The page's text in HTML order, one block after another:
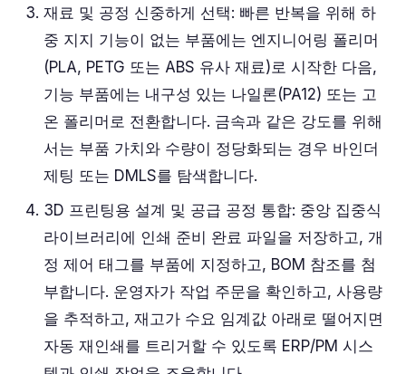
재료 및 공정 신중하게 선택: 빠른 반복을 위해 하
중 지지 기능이 없는 부품에는 엔지니어링 폴리머
(PLA, PETG 또는 ABS 유사 재료)로 시작한 다음,
기능 부품에는 내구성 있는 나일론(PA12) 또는 고
온 폴리머로 전환합니다. 금속과 같은 강도를 위해
서는 부품 가치와 수량이 정당화되는 경우 바인더
제팅 또는 DMLS를 탐색합니다.
3D 프린팅용 설계 및 공급 공정 통합: 중앙 집중식
라이브러리에 인쇄 준비 완료 파일을 저장하고, 개
정 제어 태그를 부품에 지정하고, BOM 참조를 첨
부합니다. 운영자가 작업 주문을 확인하고, 사용량
을 추적하고, 재고가 수요 임계값 아래로 떨어지면
자동 재인쇄를 트리거할 수 있도록 ERP/PM 시스